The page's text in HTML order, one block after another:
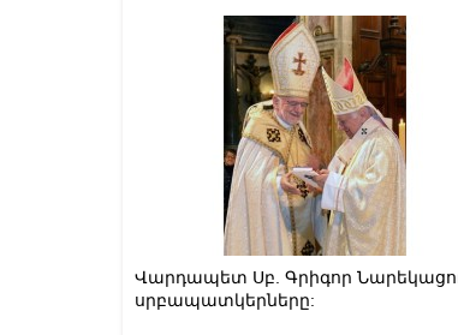
Վարդապետ Սբ. Գրիգոր
սրբապատկերները: